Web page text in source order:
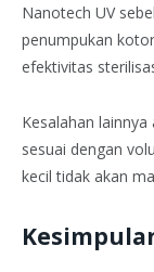
Nanotech UV
penumpukan
efektivitas
Kesalahan
sesuai dengan
kecil tidak akan